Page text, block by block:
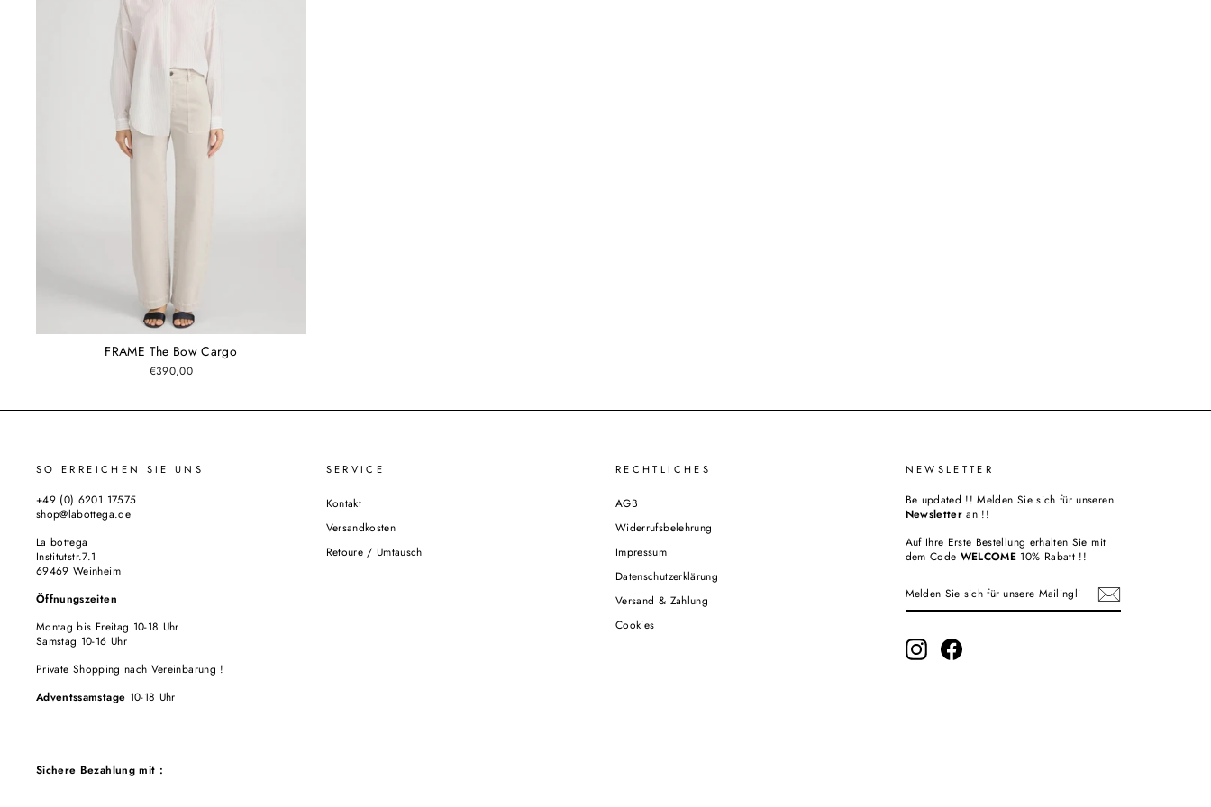
FRAME The Bow Cargo
€390,00
SO ERREICHEN SIE UNS
+49 (0) 6201 17575
shop@labottega.de
La bottega
Institutstr.7.1
69469 Weinheim
Öffnungszeiten
Montag bis Freitag 10-18 Uhr
Samstag 10-16 Uhr
Private Shopping nach Vereinbarung !
Adventssamstage 10-18 Uhr
SERVICE
Kontakt
Versandkosten
Retoure / Umtausch
RECHTLICHES
AGB
Widerrufsbelehrung
Impressum
Datenschutzerklärung
Versand & Zahlung
Cookies
NEWSLETTER
Be updated !! Melden Sie sich für unseren
Newsletter an !!
Auf Ihre Erste Bestellung erhalten Sie mit
dem Code WELCOME 10% Rabatt !!
SIE
MAILINGLISTE
AN InstagramFacebook
Sichere Bezahlung mit :